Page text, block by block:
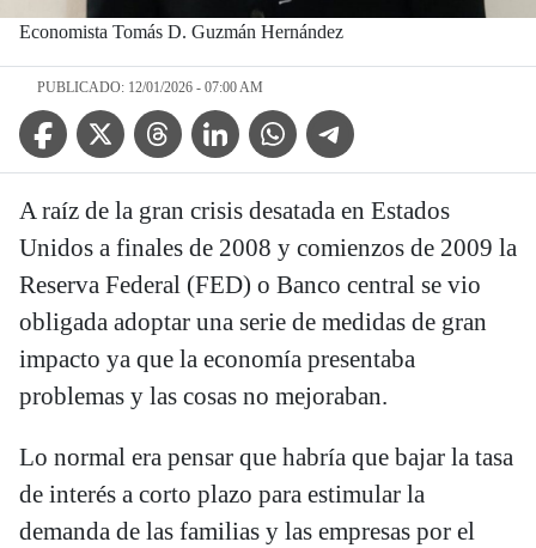
Economista Tomás D. Guzmán Hernández
PUBLICADO: 12/01/2026 - 07:00 AM
Facebook IconTwitter IconThreads IconLinkedin IconWhatsApp IconTelegram Icon
A raíz de la gran crisis desatada en Estados
Unidos a finales de 2008 y comienzos de 2009 la
Reserva Federal (FED) o Banco central se vio
obligada adoptar una serie de medidas de gran
impacto ya que la economía presentaba
problemas y las cosas no mejoraban.
Lo normal era pensar que habría que bajar la tasa
de interés a corto plazo para estimular la
demanda de las familias y las empresas por el